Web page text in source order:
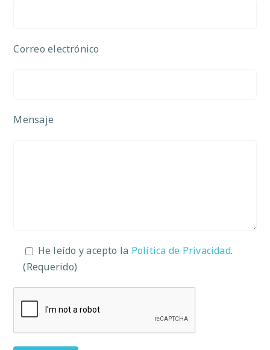
Correo electrónico
Mensaje
He leído y acepto la Política de Privacidad.
(Requerido)